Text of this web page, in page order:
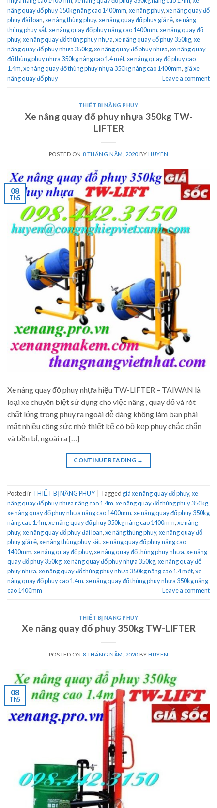
nâng quay đổ phuy 350kg nâng cao 1400mm,xe nâng phuy,xe nâng quay đổ
phuy đài loan,xe nâng thùng phuy,xe nâng quay đổ phuy giá rẻ,xe nâng
thùng phuy sắt,xe nâng quay đổ phuy nâng cao 1400mm,xe nâng quay đổ
phuy,xe nâng quay đổ thùng phuy nhựa,xe nâng quay đổ phuy 350kg,xe
nâng quay đổ phuy nhựa 350kg,xe nâng quay đổ phuy nhựa,xe nâng quay
đổ thùng phuy nhựa 350kg nâng cao 1.4 mét,xe nâng quay đổ phuy cao
1.4m,xe nâng quay đổ thùng phuy nhựa 350kg nâng cao 1400mm, giá xe
nâng quay đổ phuy
Leave a comment
THIẾT BỊ NÂNG PHUY
Xe nâng quay đổ phuy nhựa 350kg TW-
LIFTER
POSTED ON 8 THÁNG NĂM, 2020 BYHUYEN
08
Th5
Xe nâng quay đổ phuy nhựa hiệu TW-LIFTER – TAIWAN là
loại xe chuyên biệt sử dụng cho việc nâng , quay đổ và rót
chất lỏng trong phuy ra ngoài dễ dàng không làm bạn phái
mất nhiều công sức nhờ thiết kế có bộ kẹp phuy chắc chắn
và bền bỉ, ngoài ra […]
CONTINUE READING →
Posted in THIẾT BỊ NÂNG PHUY Tagged giá xe nâng quay đổ phuy,xe
nâng quay đổ phuy nhựa nâng cao 1.4m,xe nâng quay đổ thùng phuy 350kg,
xe nâng quay đổ phuy nhựa nâng cao 1400mm,xe nâng quay đổ phuy 350kg
nâng cao 1.4m,xe nâng quay đổ phuy 350kg nâng cao 1400mm,xe nâng
phuy,xe nâng quay đổ phuy đài loan,xe nâng thùng phuy,xe nâng quay đổ
phuy giá rẻ,xe nâng thùng phuy sắt,xe nâng quay đổ phuy nâng cao
1400mm,xe nâng quay đổ phuy,xe nâng quay đổ thùng phuy nhựa,xe nâng
quay đổ phuy 350kg,xe nâng quay đổ phuy nhựa 350kg,xe nâng quay đổ
phuy nhựa,xe nâng quay đổ thùng phuy nhựa 350kg nâng cao 1.4 mét,xe
nâng quay đổ phuy cao 1.4m,xe nâng quay đổ thùng phuy nhựa 350kg nâng
cao 1400mm
Leave a comment
THIẾT BỊ NÂNG PHUY
Xe nâng quay đổ phuy 350kg TW-LIFTER
POSTED ON 8 THÁNG NĂM, 2020 BYHUYEN
08
Th5